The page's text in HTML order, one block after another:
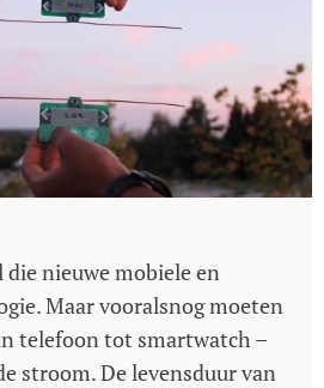
nieuwe mobiele en
Maar vooralsnog moeten
telefoon tot smartwatch –
stroom. De levensduur van